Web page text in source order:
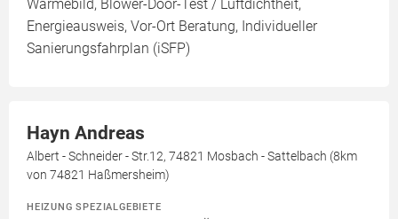
Wärmebild, Blower-Door-Test / Luftdichtheit,
Energieausweis, Vor-Ort Beratung, Individueller
Sanierungsfahrplan (iSFP)
Hayn Andreas
Albert - Schneider - Str.12, 74821 Mosbach - Sattelbach (8km
von 74821 Haßmersheim)
HEIZUNG SPEZIALGEBIETE